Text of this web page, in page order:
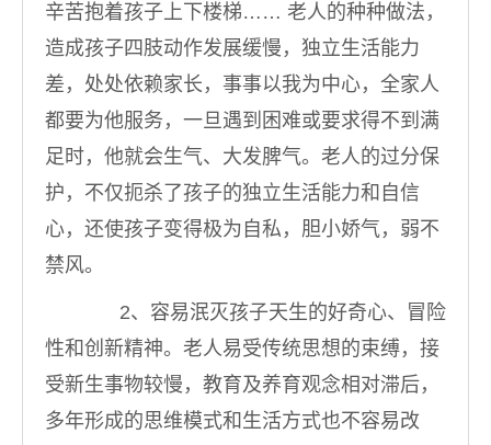
辛苦抱着孩子上下楼梯…… 老人的种种做法，
造成孩子四肢动作发展缓慢，独立生活能力
差，处处依赖家长，事事以我为中心，全家人
都要为他服务，一旦遇到困难或要求得不到满
足时，他就会生气、大发脾气。老人的过分保
护，不仅扼杀了孩子的独立生活能力和自信
心，还使孩子变得极为自私，胆小娇气，弱不
禁风。
2、容易泯灭孩子天生的好奇心、冒险
性和创新精神。老人易受传统思想的束缚，接
受新生事物较慢，教育及养育观念相对滞后，
多年形成的思维模式和生活方式也不容易改